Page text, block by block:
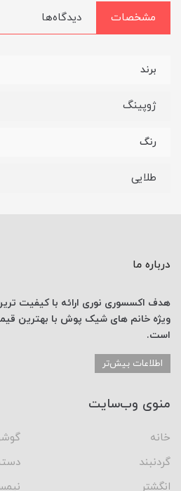
مشخصات دیدگاه‌ها
برند
ژوپینگ
رنگ
طلایی
درباره ما
هدف اکسسوری نوری ارائه با کیفیت
ویژه خانم های شیک پوش با بهترین
است.
اطلاعات بیش‌تر
منوی وب‌سایت
خانه
گردنبند
انگشتر